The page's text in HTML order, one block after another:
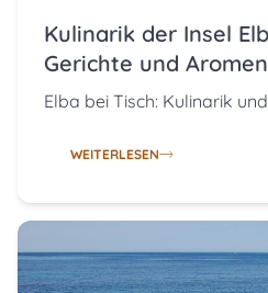
Kulinarik der Insel
Gerichte und
Elba bei Tisch: Kulinarik
WEITERLESEN